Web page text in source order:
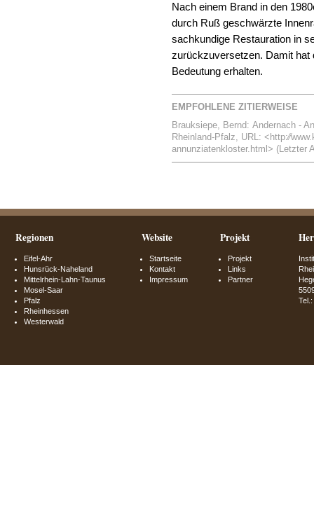
Nach einem Brand in den
durch Ruß geschwärzte
sachkundige Restauration in
zurückzuversetzen. Damit hat
Bedeutung erhalten.
EMPFOHLENE ZITIERWEISE
Brauksiepe, Bernd: Andernach -
Rheinland-Pfalz, URL:
annunziatenkloster.html> (Letzter
Regionen
Eifel-Ahr
Hunsrück-Naheland
Mittelrhein-Lahn-Taunus
Mosel-Saar
Pfalz
Rheinhessen
Westerwald
Website
Startseite
Kontakt
Impressum
Projekt
Projekt
Links
Partner